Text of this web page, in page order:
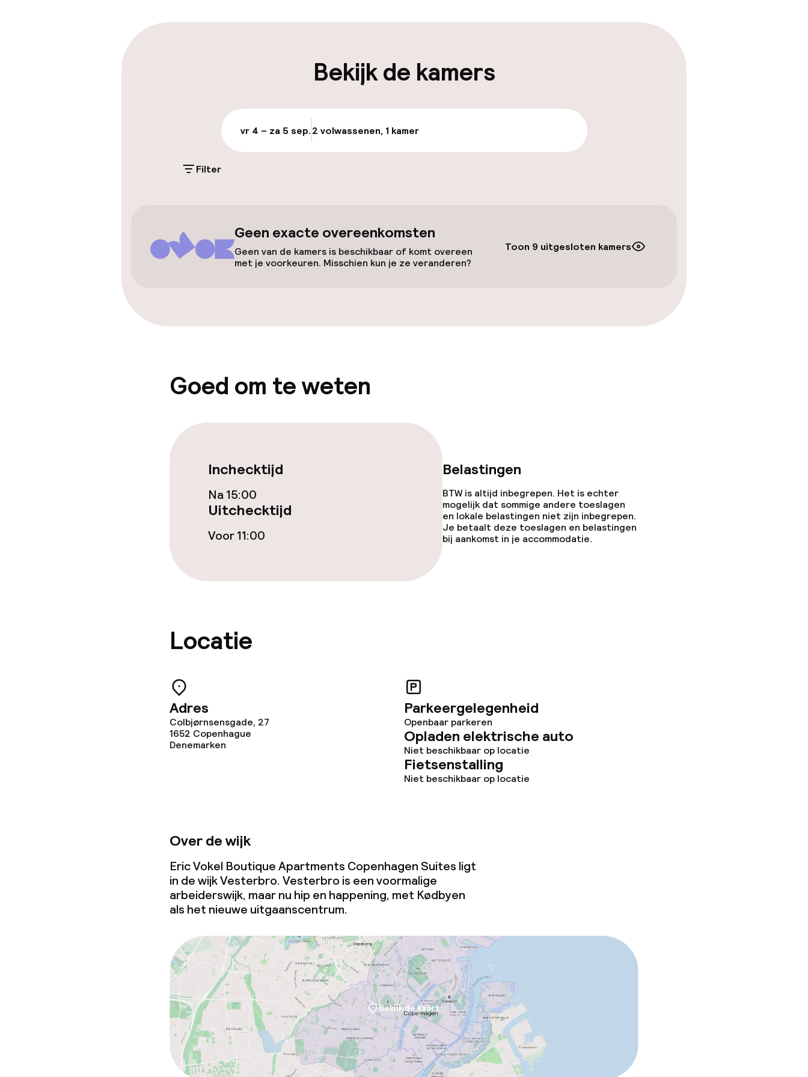
Toegankelijkheid
Lift
Gratis wifi
Overal rookvrij
Vrijgezellenfeesten of andere
Bekijk de kamers
vr 4 – za 5 sep.2 volwassenen, 1 kamer
Filter
Geen exacte overeenkomsten
Geen van de kamers is beschikbaar of komt overeen
met je voorkeuren. Misschien kun je ze veranderen?
Toon 9 uitgesloten kamers
Goed om te weten
Inchecktijd
Na 15:00
Uitchecktijd
Voor 11:00
Belastingen
BTW is altijd inbegrepen. Het is echter
mogelijk dat sommige andere toeslagen
en lokale belastingen niet zijn inbegrepen.
Je betaalt deze toeslagen en belastingen
bij aankomst in je accommodatie.
Locatie
Adres
Colbjørnsensgade, 27
1652 Copenhague
Denemarken
Parkeergelegenheid
Openbaar parkeren
Opladen elektrische auto
Niet beschikbaar op locatie
Fietsenstalling
Niet beschikbaar op locatie
Over de wijk
Eric Vokel Boutique Apartments Copenhagen Suites ligt
in de wijk Vesterbro. Vesterbro is een voormalige
arbeiderswijk, maar nu hip en happening, met Kødbyen
als het nieuwe uitgaanscentrum.
Bekijk de kaart